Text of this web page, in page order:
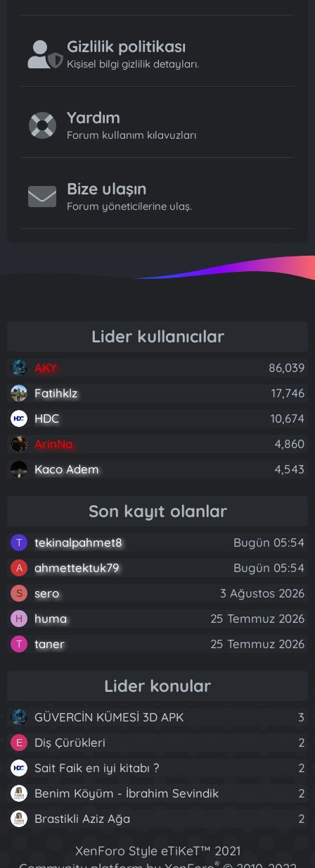
Gizlilik politikası
Kişisel bilgi gizlilik detayları.
Yardım
Forum kullanım kılavuzları
Bize ulaşın
Forum yöneticilerine ulaş.
Lider kullanıcılar
AKY
86,039
Fatihklz
17,746
HDC
10,674
ArinNa
4,860
Kaco Adem
4,543
Son kayıt olanlar
T tekinalpahmet8 Bugün 05:54
A ahmettektuk79 Bugün 05:54
S sero 3 Ağustos 2026
H huma 25 Temmuz 2026
T taner 25 Temmuz 2026
Lider konular
GÜVERCİN KÜMESİ 3D APK 3
E Diş Çürükleri
2
Sait Faik en iyi kitabı ?
2
Benim Köyüm - İbrahim Sevindik
2
Brastikli Aziz Ağa
2
XenForo Style eTiKeT™ 2021
®